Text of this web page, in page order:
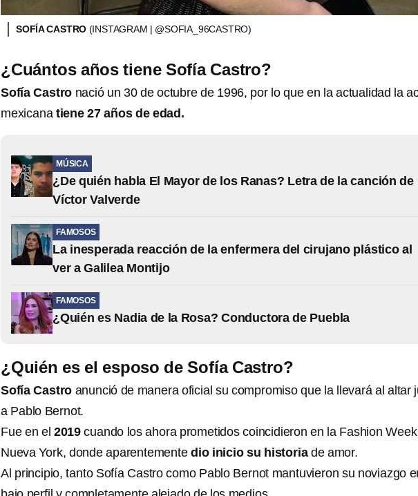
SOFÍA CASTRO (INSTAGRAM | @SOFIA_96CASTRO)
¿Cuántos años tiene Sofía Castro?
Sofía Castro nació un 30 de octubre de 1996, por lo que en la actualidad la
mexicana tiene 27 años de edad.
MÚSICA
¿De quién habla El Mayor de los Ranas? Letra de la canción de
Víctor Valverde
FAMOSOS
La inesperada reacción de la enfermera del cirujano plástico al
ver a Galilea Montijo
FAMOSOS
¿Quién es Nadia de la Rosa? Conductora de Puebla
¿Quién es el esposo de Sofía Castro?
Sofía Castro anunció de manera oficial su compromiso que la llevará al altar
a Pablo Bernot.
Fue en el 2019 cuando los ahora prometidos coincidieron en la Fashion
Nueva York, donde aparentementedio inicio su historiade amor.
Al principio, tanto Sofía Castro como Pablo Bernot mantuvieron su noviazgo